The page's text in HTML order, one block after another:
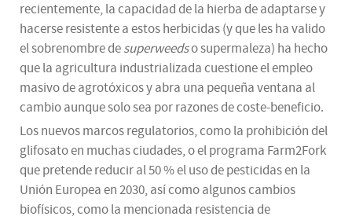
recientemente, la capacidad de la hierba de adaptarse y
hacerse resistente a estos herbicidas (y que les ha valido
el sobrenombre desuperweedso supermaleza) ha hecho
que la agricultura industrializada cuestione el empleo
masivo de agrotóxicos y abra una pequeña ventana al
cambio aunque solo sea por razones de coste-beneficio.
Los nuevos marcos regulatorios, como la prohibición del
glifosato en muchas ciudades, o el programa Farm2Fork
que pretende reducir al 50 % el uso de pesticidas en la
Unión Europea en 2030, así como algunos cambios
biofísicos, como la mencionada resistencia de